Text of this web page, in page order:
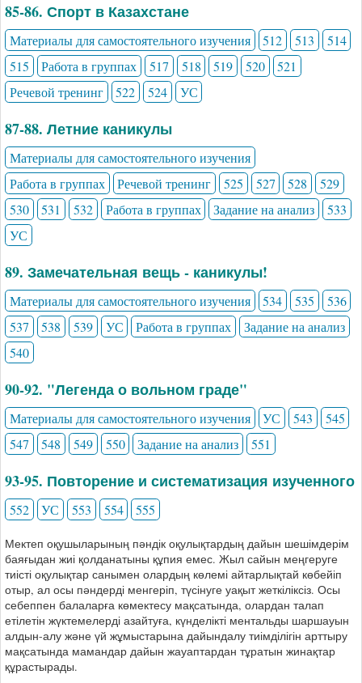
85-86. Спорт в Казахстане
Материалы для самостоятельного изучения 512 513
514
515
Работа в группах 517 518 519 520
521
Речевой тренинг
522 524 УС
87-88. Летние каникулы
Материалы для самостоятельного изучения
Работа в группах
Речевой тренинг 525 527 528
529
530
531 532 Работа в группах Задание на анализ
533
УС
89. Замечательная вещь - каникулы!
Материалы для самостоятельного изучения 534 535
536
537
538 539 УС Работа в группах
Задание на анализ
540
90-92. "Легенда о вольном граде"
Материалы для самостоятельного изучения УС 543
545
547
548 549 550 Задание на анализ 551
93-95. Повторение и систематизация изученного
552 УС 553 554 555
Мектеп оқушыларының пәндік оқулықтардың дайын шешімдерім
баяғыдан жиі қолданатыны құпия емес. Жыл сайын меңгеруге
тиісті оқулықтар санымен олардың көлемі айтарлықтай көбейіп
отыр, ал осы пәндерді менгеріп, түсінуге уақыт жеткіліксіз. Осы
себеппен балаларға көмектесу мақсатында, олардан талап
етілетін жүктемелерді азайтуға, күнделікті ментальды шаршауын
алдын-алу және үй жұмыстарына дайындалу тиімділігін арттыру
мақсатында мамандар дайын жауаптардан тұратын жинақтар
құрастырады.